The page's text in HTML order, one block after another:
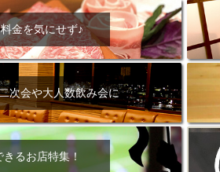
金を気にせず♪
次会や大人数飲み会に
るお店特集！